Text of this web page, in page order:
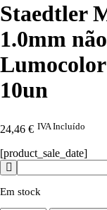
Staedtler
1.0mm
10un
24,46 € IVA Incluído
[product_sale_date]
Em stock